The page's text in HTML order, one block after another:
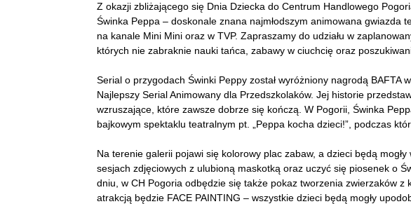
Z okazji zbliżającego się Dnia Dziecka do Centrum Handlowego
Świnka Peppa – doskonale znana najmłodszym animowana gwiazda
na kanale Mini Mini oraz w TVP. Zapraszamy do udziału w
których nie zabraknie nauki tańca, zabawy w ciuchcię oraz
Serial o przygodach Świnki Peppy został wyróżniony nagrodą BAFTA
Najlepszy Serial Animowany dla Przedszkolaków. Jej historie
wzruszające, które zawsze dobrze się kończą. W Pogorii, Świnka
bajkowym spektaklu teatralnym pt. „Peppa kocha dzieci!”, podczas
Na terenie galerii pojawi się kolorowy plac zabaw, a dzieci będą mogły
sesjach zdjęciowych z ulubioną maskotką oraz uczyć się piosenek o
dniu, w CH Pogoria odbędzie się także pokaz tworzenia zwierzaków z
atrakcją będzie FACE PAINTING – wszystkie dzieci będą mogły